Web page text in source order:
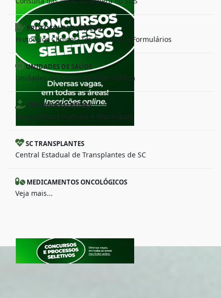
PROTOCOLOS CLÍNICOS
Protocolos Clínicos, Ter, Resumos e Formulários
UNIDADES DE SAÚDE
Unidades de Saúde da Rede Pública
CIRURGIAS ELETIVAS
Campanhas Estaduais e Municipais
SC TRANSPLANTES
Central Estadual de Transplantes de SC
MEDICAMENTOS ONCOLÓGICOS
Veja mais...